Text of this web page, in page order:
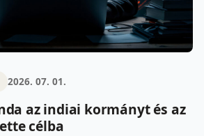
2026. 07. 01.
az indiai kormányt és az
célba